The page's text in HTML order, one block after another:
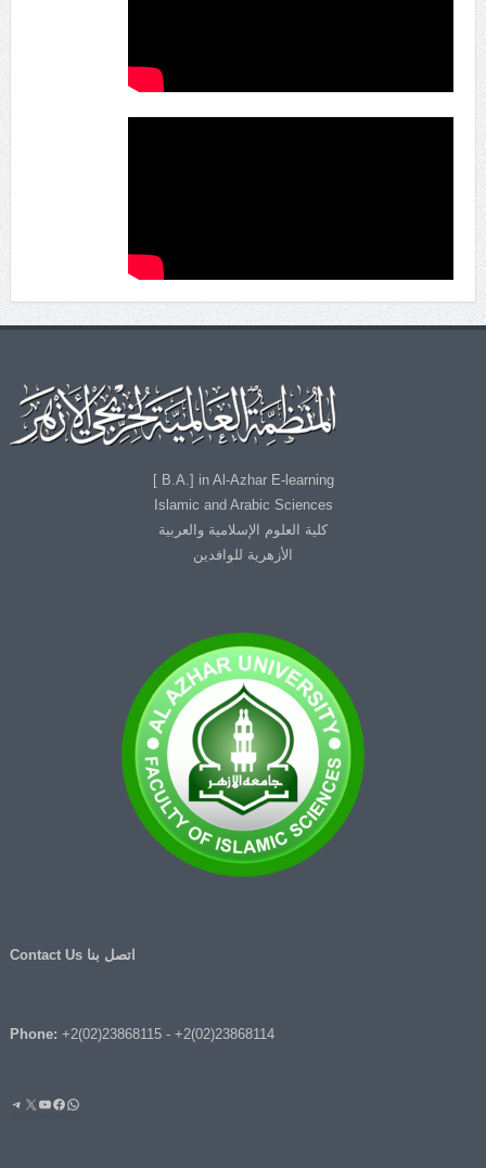
B.A.] in Al-Azhar E-learning ]
Islamic and Arabic Sciences
كلية العلوم الإسلامية والعربية
الأزهرية للوافدين
اتصل بنا Contact Us
Phone: +2(02)23868115- +2(02)23868114
واتساب
فيسبوك
يوتيوب
إكس